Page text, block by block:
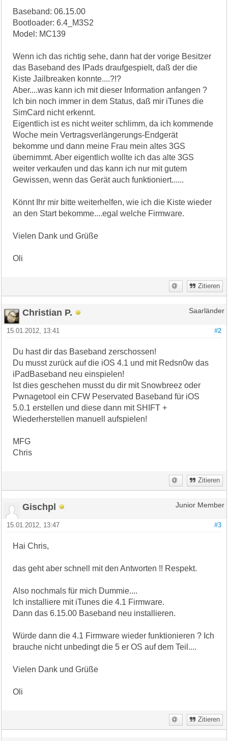
Baseband: 06.15.00
Bootloader: 6.4_M3S2
Model: MC139
Wenn ich das richtig sehe, dann hat der vorige Besitzer
das Baseband des IPads draufgespielt, daß der die
Kiste Jailbreaken konnte....?!?
Aber....was kann ich mit dieser Information anfangen ?
Ich bin noch immer in dem Status, daß mir iTunes die
SimCard nicht erkennt.
Eigentlich ist es nicht weiter schlimm, da ich kommende
Woche mein Vertragsverlängerungs-Endgerät
bekomme und dann meine Frau mein altes 3GS
übernimmt. Aber eigentlich wollte ich das alte 3GS
weiter verkaufen und das kann ich nur mit gutem
Gewissen, wenn das Gerät auch funktioniert......
Könnt Ihr mir bitte weiterhelfen, wie ich die Kiste wieder
an den Start bekomme....egal welche Firmware.
Vielen Dank und Grüße
Oli
Zitieren
Christian P. Saarländer
#2
15.01.2012, 13:41
Du hast dir das Baseband zerschossen!
Du musst zurück auf die iOS 4.1 und mit Redsn0w das
iPadBaseband neu einspielen!
Ist dies geschehen musst du dir mit Snowbreez oder
Pwnagetool ein CFW Peservated Baseband für iOS
5.0.1 erstellen und diese dann mit SHIFT +
Wiederherstellen manuell aufspielen!
MFG
Chris
Zitieren
Gischpl Junior Member
#3
15.01.2012, 13:47
Hai Chris,
das geht aber schnell mit den Antworten !! Respekt.
Also nochmals für mich Dummie....
Ich installiere mit iTunes die 4.1 Firmware.
Dann das 6.15.00 Baseband neu installieren.
Würde dann die 4.1 Firmware wieder funktionieren ? Ich
brauche nicht unbedingt die 5 er OS auf dem Teil....
Vielen Dank und Grüße
Oli
Zitieren